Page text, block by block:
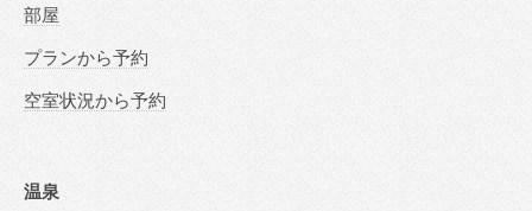
部屋
プランから予約
空室状況から予約
温泉